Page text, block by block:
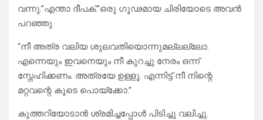
വന്നു.”എന്താ ദീപക്.”ഒരു ഗൂഢമായ ചിരിയോടെ അവൻ
പറഞ്ഞു.
“നീ അത്ര വലിയ ശുലവതിയൊന്നുമല്ലല്ലോ.
എന്നെയും ഇവനെയും നീ കുറച്ചു നേരം ഒന്ന്
സ്നേഹിക്കണം. അത്രയേ ഉള്ളൂ. എന്നിട്ട് നീ നിന്റെ
മറ്റവന്റെ കൂടെ പൊയ്ക്കോ.”
കുത്തറിയോടാൻ ശ്രമിച്ചപ്പോൾ പിടിച്ചു വലിച്ചു.